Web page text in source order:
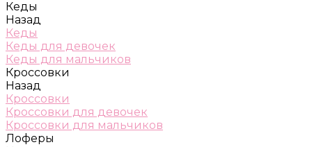
Кеды
Назад
Кеды
Кеды для девочек
Кеды для мальчиков
Кроссовки
Назад
Кроссовки
Кроссовки для девочек
Кроссовки для мальчиков
Лоферы